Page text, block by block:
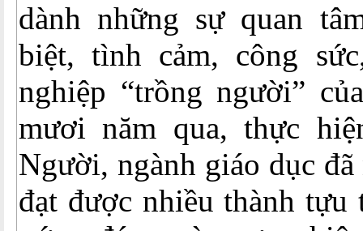
dành những sự quan
biệt, tình cảm, công
nghiệp “trồng người”
mươi năm qua, thực
Người, ngành giáo dục
đạt được nhiều thành